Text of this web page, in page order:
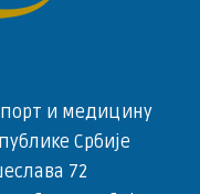
и медицину
Србије
72